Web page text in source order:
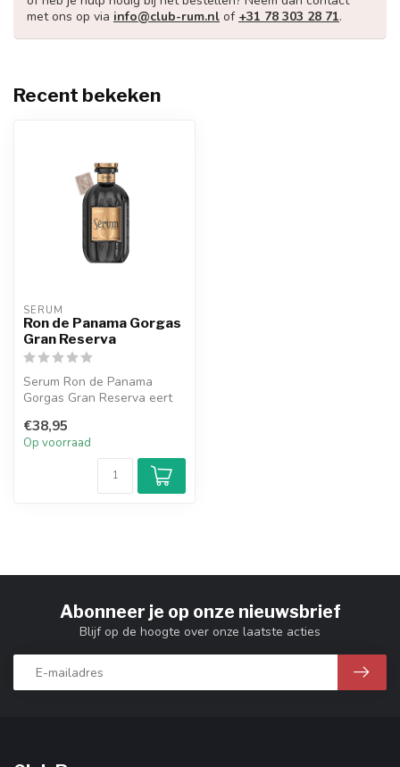
met ons op via info@club-rum.nl of +31 78 303 28 71.
Recent bekeken
SERUM
Ron de Panama Gorgas
Gran Reserva
Serum Ron de Panama
Gorgas Gran Reserva eert
tonen va...
€38,95
Op voorraad
Abonneer je op onze nieuwsbrief
Blijf op de hoogte over onze laatste acties